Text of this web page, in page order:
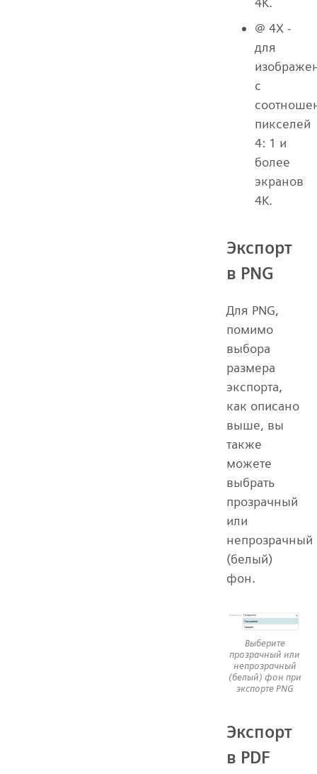
@ 4X -
для
с
пикселей
4: 1 и
более
экранов
4K.
Экспорт
в PNG
Для PNG,
помимо
выбора
размера
экспорта,
как описано
выше, вы
также
можете
выбрать
прозрачный
или
непрозрачный
(белый)
фон.
Выберите
прозрачный или
непрозрачный
(белый) фон при
экспорте PNG
Экспорт
в PDF